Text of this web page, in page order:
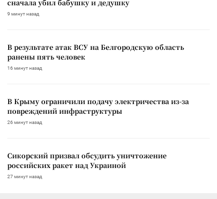
сначала убил бабушку и дедушку
9 минут назад
В результате атак ВСУ на Белгородскую область
ранены пять человек
16 минут назад
В Крыму ограничили подачу электричества из-за
повреждений инфраструктуры
26 минут назад
Сикорский призвал обсудить уничтожение
российских ракет над Украиной
27 минут назад